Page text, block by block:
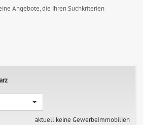
Angebote, die ihren Suchkriterien
aktuell keine Gewerbeimmobilien